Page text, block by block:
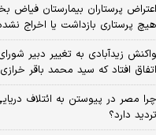
اعتراض پرستاران بیمارستان
هیچ پرستاری بازداشت یا اخراج
واکنش زیدآبادی به تغییر دبیر
اتفاق افتاد که سید محمد باقر
چرا مصر در پیوستن به ائتلاف
تردید دارد؟